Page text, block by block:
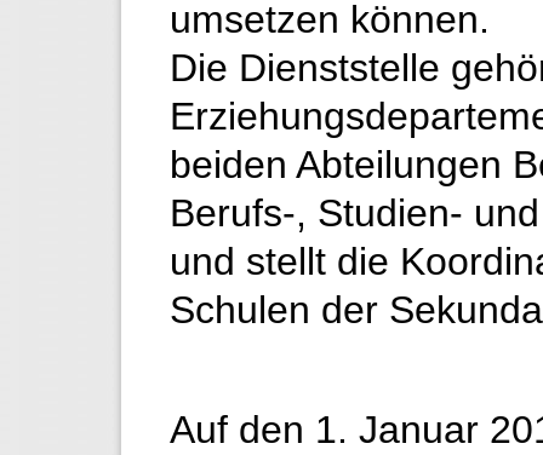
umsetzen können.
Die Dienststelle
beiden Abteilungen
Berufs-, Studien-
und stellt die
Schulen der
Auf den 1. Januar